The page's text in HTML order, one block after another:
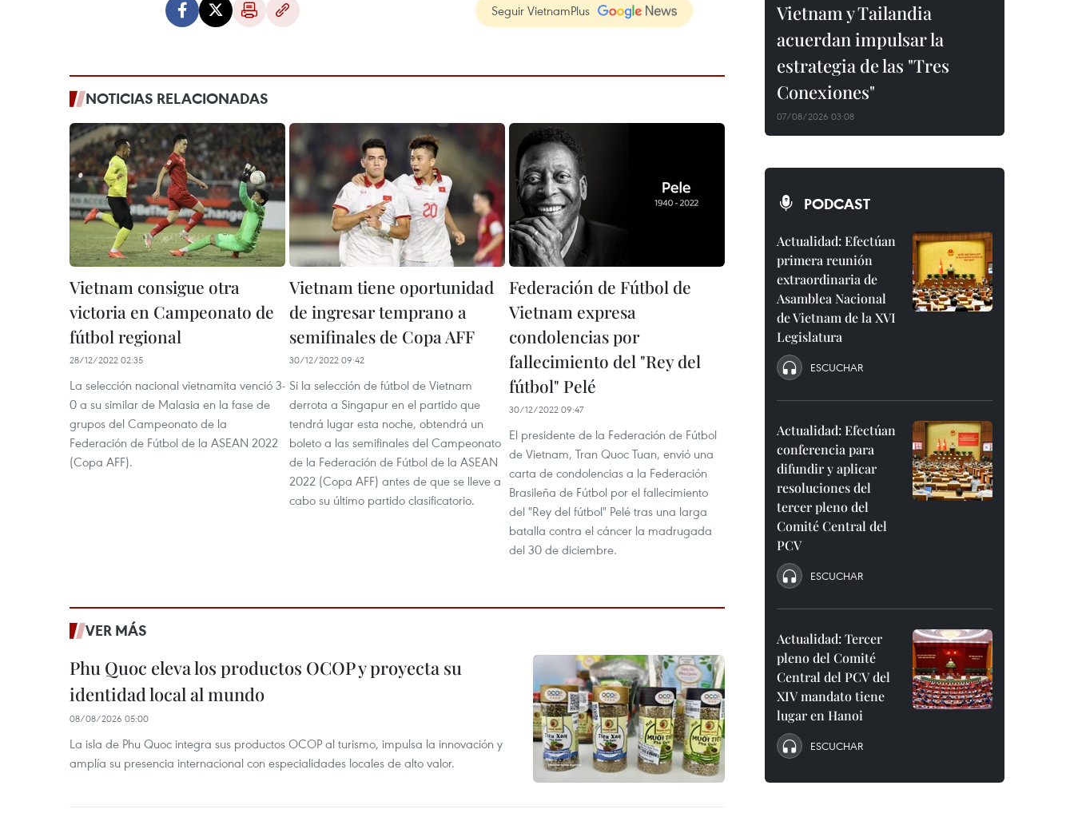
Seguir VietnamPlus
NOTICIAS RELACIONADAS
Vietnam consigue otra
victoria en Campeonato de
fútbol regional
28/12/2022 02:35
La selección nacional vietnamita venció 3-
0 a su similar de Malasia en la fase de
grupos del Campeonato de la
Federación de Fútbol de la ASEAN 2022
(Copa AFF).
Vietnam tiene oportunidad
de ingresar temprano a
semifinales de Copa AFF
30/12/2022 09:42
Si la selección de fútbol de Vietnam
derrota a Singapur en el partido que
tendrá lugar esta noche, obtendrá un
boleto a las semifinales del Campeonato
de la Federación de Fútbol de la ASEAN
2022 (Copa AFF) antes de que se lleve a
cabo su último partido clasificatorio.
Federación de Fútbol de
Vietnam expresa
condolencias por
fallecimiento del "Rey del
fútbol" Pelé
30/12/2022 09:47
El presidente de la Federación de Fútbol
de Vietnam, Tran Quoc Tuan, envió una
carta de condolencias a la Federación
Brasileña de Fútbol por el fallecimiento
del "Rey del fútbol" Pelé tras una larga
batalla contra el cáncer la madrugada
del 30 de diciembre.
VER MÁS
Phu Quoc eleva los productos OCOP y proyecta su
identidad local al mundo
08/08/2026 05:00
La isla de Phu Quoc integra sus productos OCOP al turismo, impulsa la innovación y
amplía su presencia internacional con especialidades locales de alto valor.
Vietnam y Tailandia
acuerdan impulsar la
estrategia de las "Tres
Conexiones"
07/08/2026 03:08
PODCAST
Actualidad: Efectúan
primera reunión
extraordinaria de
Asamblea Nacional
de Vietnam de la XVI
Legislatura
ESCUCHAR
Actualidad: Efectúan
conferencia para
difundir y aplicar
resoluciones del
tercer pleno del
Comité Central del
PCV
ESCUCHAR
Actualidad: Tercer
pleno del Comité
Central del PCV del
XIV mandato tiene
lugar en Hanoi
ESCUCHAR